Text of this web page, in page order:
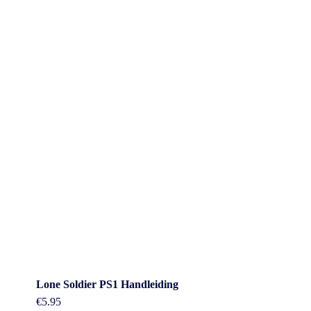
Lone Soldier PS1 Handleiding
€5.95